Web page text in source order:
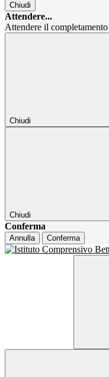
Chiudi
Attendere...
Attendere il
Chiudi
Chiudi
Conferma
Annulla Conferma